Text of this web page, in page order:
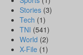
Stories (3)
Tech (1)
TNI (541)
World (2)
X-File (1)